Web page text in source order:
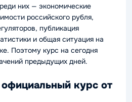
них — экономические
российского рубля,
публикация
и общая ситуация на
Поэтому курс на сегодня
предыдущих дней.
курс от